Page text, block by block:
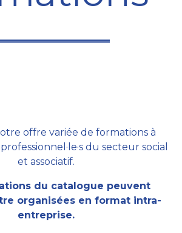
offre variée de formations à
du secteur social
et associatif.
du catalogue peuvent
organisées en format intra-
entreprise.